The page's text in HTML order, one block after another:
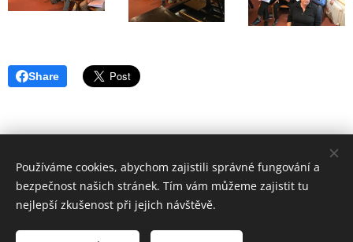
Share
© 2023 Collegium vocale Olomouc
Používáme cookies, abychom zajistili správné fungování a
bezpečnost našich stránek. Tím vám můžeme zajistit tu
nejlepší zkušenost při jejich návštěvě.